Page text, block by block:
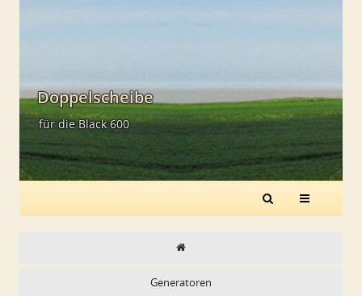
Doppelscheibe
für die Black 600
Generatoren